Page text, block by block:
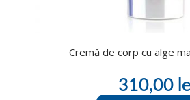
Cremă de corp cu alge
310,00